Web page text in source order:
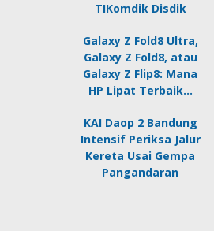
TIKomdik Disdik
Galaxy Z Fold8 Ultra,
Galaxy Z Fold8, atau
Galaxy Z Flip8: Mana
HP Lipat Terbaik…
KAI Daop 2 Bandung
Intensif Periksa Jalur
Kereta Usai Gempa
Pangandaran